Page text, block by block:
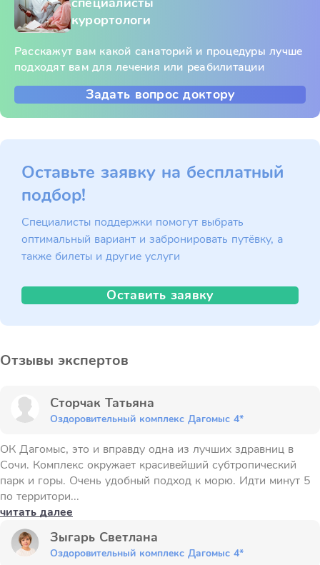
курортологи
Расскажут вам какой санаторий и процедуры лучше
подходят вам для лечения или реабилитации
Задать вопрос доктору
Оставьте заявку на бесплатный
подбор!
Специалисты поддержки помогут выбрать
оптимальный вариант и забронировать путёвку, а
также билеты и другие услуги
Оставить заявку
Отзывы экспертов
Сторчак Татьяна
Оздоровительный комплекс Дагомыс 4*
ОК Дагомыс, это и вправду одна из лучших здравниц в
Сочи. Комплекс окружает красивейший субтропический
парк и горы. Очень удобный подход к морю. Идти минут 5
по территори...
читать далее
Зыгарь Светлана
Оздоровительный комплекс Дагомыс 4*